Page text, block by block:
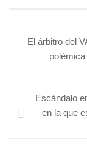
El árbitro del
polémica
Escándalo
en la que